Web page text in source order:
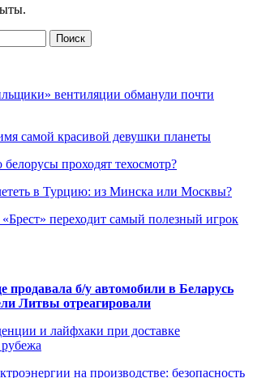
вентиляции обманули почти
самой красивой девушки планеты
проходят техосмотр?
в Турцию: из Минска или Москвы?
переходит самый полезный игрок
продавала б/у автомобили в Беларусь
Литвы отреагировали
и лайфхаки при доставке
на производстве: безопасность